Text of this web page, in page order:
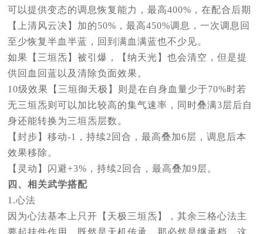
可以提供变态的调息恢复能力，最高400%，在配合后期
【上清风云决】加的50%，最高450%调息，一次调息回
至少恢复半血半蓝，回到满血满蓝也不少见。
如果【三垣炁】被引爆，【纳天光】也会清空，但是提
供回血回蓝以及清除负面效果。
10级效果【三垣御天极】则是在自身血量少于70%时若
无三垣炁则可以加比较高的集气速率，同时叠满3层后自
身还能转换为三垣炁层数。
【封步】移动-1，持续2回合，最高叠加6层，调息后本
效果移除。
【灵动】闪避+3%，持续2回合，最高叠加9层。
四、相关武学搭配
1.心法
因为心法基本上只开【天极三垣炁】，其余三格心法主